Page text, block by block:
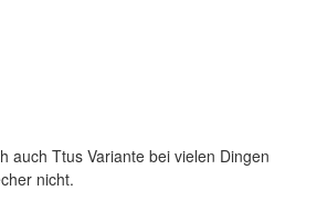
auch Ttus Variante bei vielen Dingen
nicht.